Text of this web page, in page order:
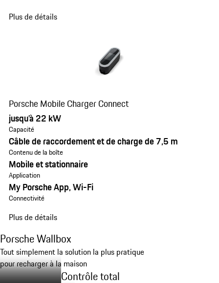
Plus de détails
Porsche Mobile Charger Connect
jusqu’à 22 kW
Capacité
Câble de raccordement et de charge de 7,5 m
Contenu de la boîte
Mobile et stationnaire
Application
My Porsche App, Wi-Fi
Connectivité
Plus de détails
Porsche Wallbox
Tout simplement la solution la plus pratique
pour recharger à la maison
Contrôle total